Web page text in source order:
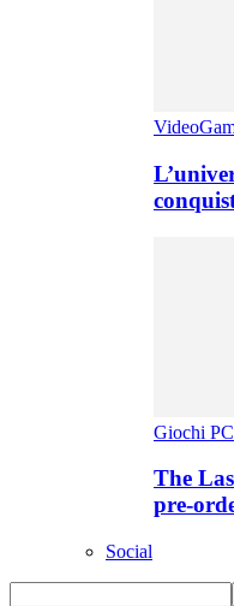
Giochi PC
The
pre-
Social